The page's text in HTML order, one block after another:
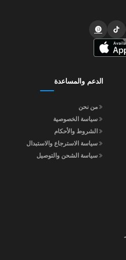
الدعم والمساعدة
من نحن
سياسة الخصوصية
الشروط والأحكام
سياسة الاسترجاع والاستبدال
سياسة الشحن والتوصيل